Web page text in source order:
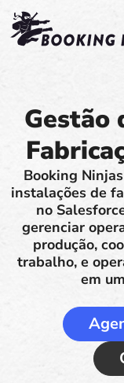
Gestão
Booking
instalações de
no
gerenciar
produção,
trabalho, e
em